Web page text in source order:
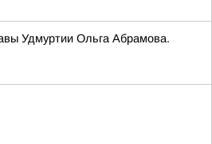
Удмуртии Ольга Абрамова.